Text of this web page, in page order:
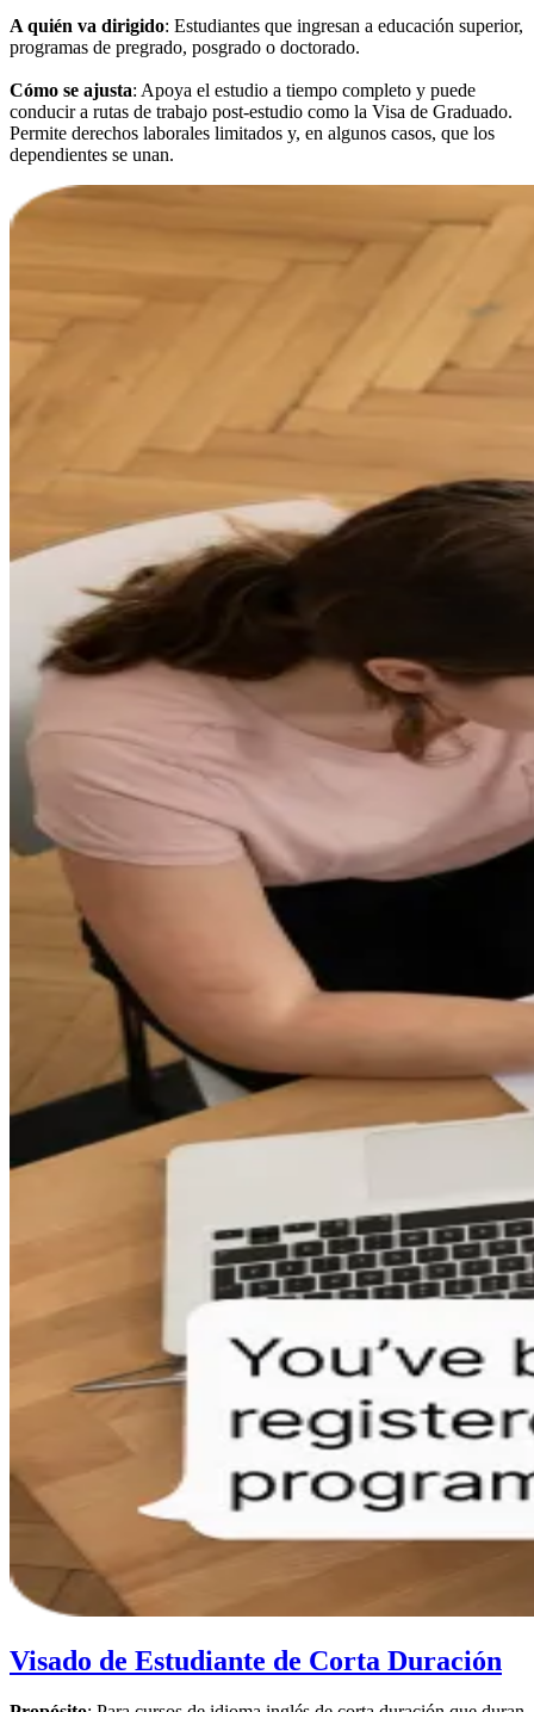
A quién va dirigido: Estudiantes que ingresan a educación superior,
programas de pregrado, posgrado o doctorado.
Cómo se ajusta: Apoya el estudio a tiempo completo y puede
conducir a rutas de trabajo post-estudio como la Visa de Graduado.
Permite derechos laborales limitados y, en algunos casos, que los
dependientes se unan.
Visado de Estudiante de Corta Duración